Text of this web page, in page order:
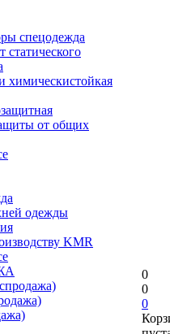
спецодежда
статического
химическистойкая
от общих
одежды
KMR
0
0
0